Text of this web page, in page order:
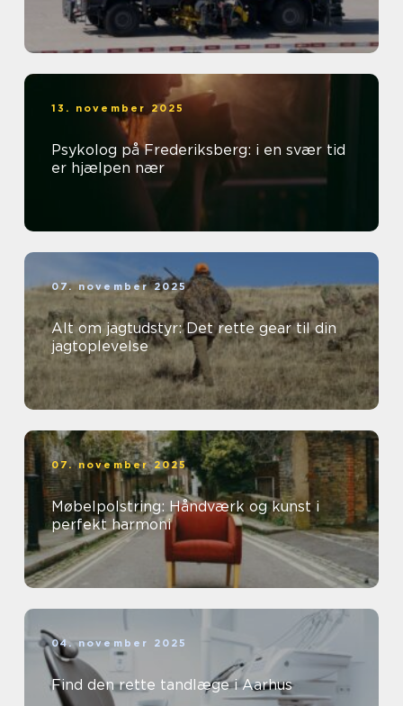
13. november 2025
Psykolog på Frederiksberg: i en svær tid
er hjælpen nær
07. november 2025
Alt om jagtudstyr: Det rette gear til din
jagtoplevelse
07. november 2025
Møbelpolstring: Håndværk og kunst i
perfekt harmoni
04. november 2025
Find den rette tandlæge i Aarhus